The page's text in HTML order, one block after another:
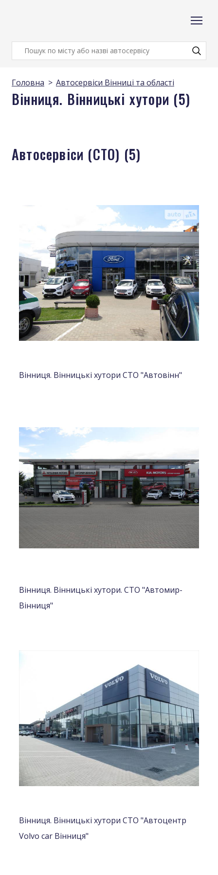
Головна Автосервіси Вінниці та області
Вінниця. Вінницькі хутори (5)
Автосервіси (СТО) (5)
Вінниця. Вінницькі хутори СТО "Автовінн"
Вінниця. Вінницькі хутори. СТО "Автомир-
Вінниця"
Вінниця. Вінницькі хутори СТО "Автоцентр
Volvo car Вінниця"